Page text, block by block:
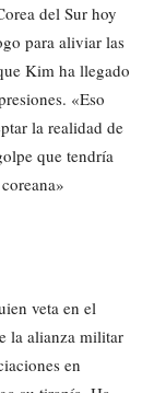
del Sur hoy
para aliviar las
Kim ha llegado
«Eso
la realidad de
que tendría
veta en el
la alianza militar
en